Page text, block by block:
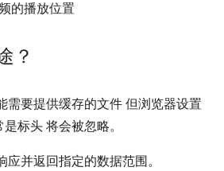
的播放位置
？
需要提供缓存的文件 但浏览器设置
标头 将会被忽略。
并返回指定的数据范围。